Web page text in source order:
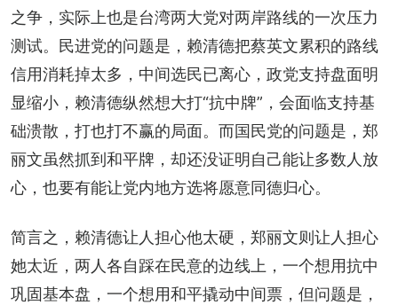
之争，实际上也是台湾两大党对两岸路线的一次压力
测试。民进党的问题是，赖清德把蔡英文累积的路线
信用消耗掉太多，中间选民已离心，政党支持盘面明
显缩小，赖清德纵然想大打“抗中牌”，会面临支持基
础溃散，打也打不赢的局面。而国民党的问题是，郑
丽文虽然抓到和平牌，却还没证明自己能让多数人放
心，也要有能让党内地方选将愿意同德归心。
简言之，赖清德让人担心他太硬，郑丽文则让人担心
她太近，两人各自踩在民意的边线上，一个想用抗中
巩固基本盘，一个想用和平撬动中间票，但问题是，